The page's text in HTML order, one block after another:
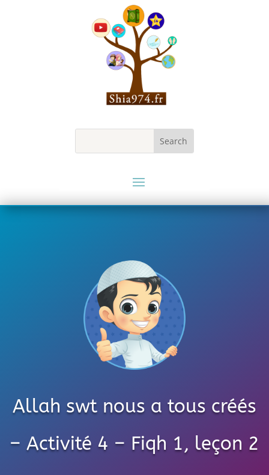
Allah swt nous a tous créés
– Activité 4 – Fiqh 1, leçon 2